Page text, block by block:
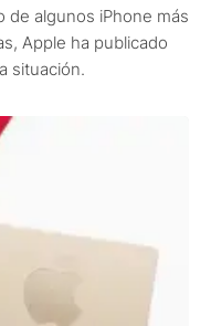
de algunos iPhone más
Apple ha publicado
situación.